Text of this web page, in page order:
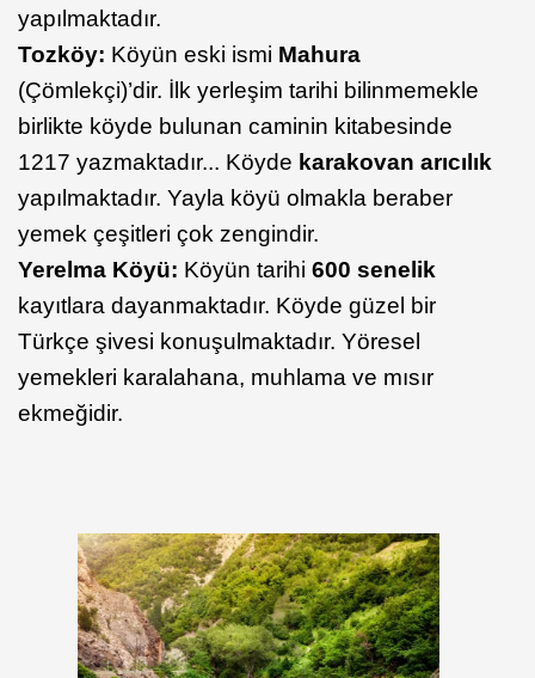
yapılmaktadır.
Tozköy: Köyün eski ismi Mahura
(Çömlekçi)’dir. İlk yerleşim tarihi bilinmemekle
birlikte köyde bulunan caminin kitabesinde
1217 yazmaktadır... Köyde karakovan arıcılık
yapılmaktadır. Yayla köyü olmakla beraber
yemek çeşitleri çok zengindir.
Yerelma Köyü: Köyün tarihi 600 senelik
kayıtlara dayanmaktadır. Köyde güzel bir
Türkçe şivesi konuşulmaktadır. Yöresel
yemekleri karalahana, muhlama ve mısır
ekmeğidir.